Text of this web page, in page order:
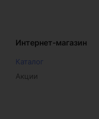
Интернет-магазин
Каталог
Акции